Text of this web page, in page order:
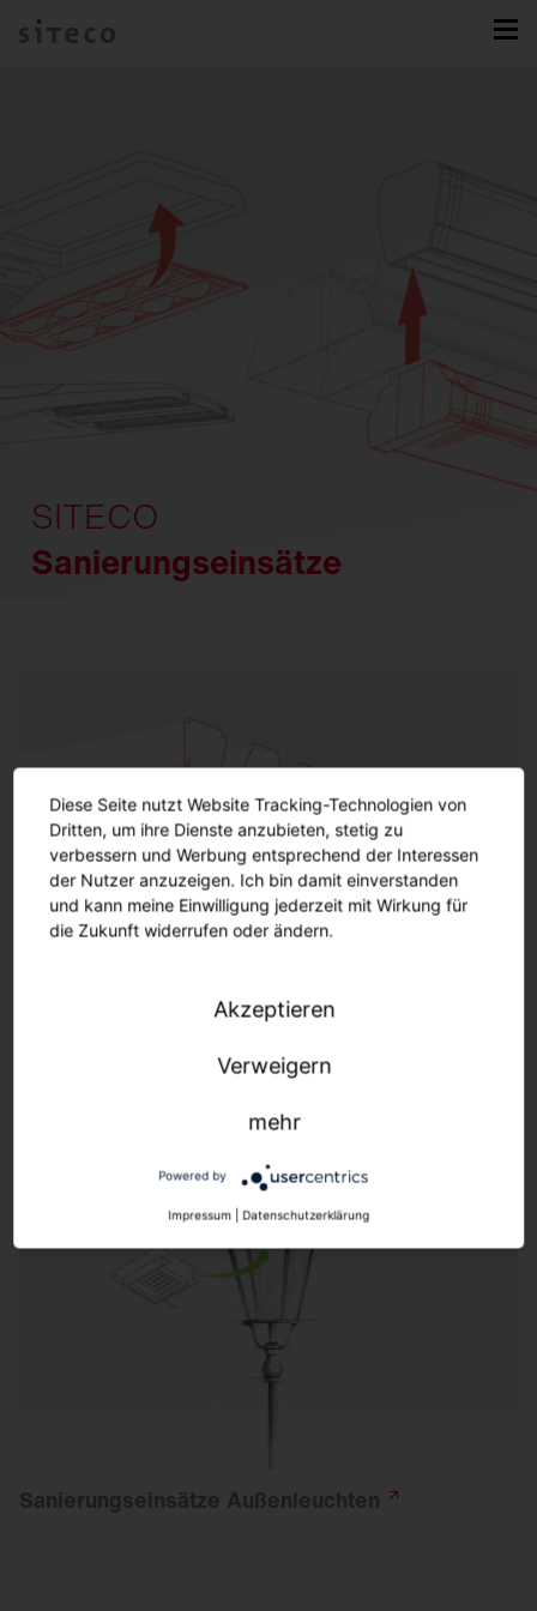
SITECO
Sanierungseinsätze
Sanierungseinsätze Außenleuchten
Diese Seite nutzt Website Tracking-Technologien von
Dritten, um ihre Dienste anzubieten, stetig zu
verbessern und Werbung entsprechend der Interessen
der Nutzer anzuzeigen. Ich bin damit einverstanden
und kann meine Einwilligung jederzeit mit Wirkung für
die Zukunft widerrufen oder ändern.
Akzeptieren
Verweigern
mehr
Powered by
Impressum | Datenschutzerklärung